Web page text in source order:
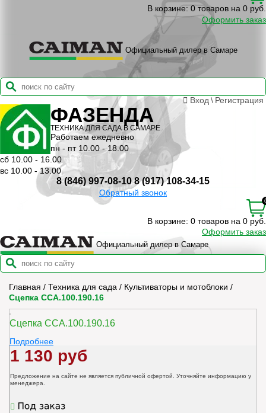
В корзине: 0 товаров на 0 руб.
Оформить заказ
Официальный дилер в Самаре
Вход \ Регистрация
ФАЗЕНДА
ТЕХНИКА ДЛЯ САДА В САМАРЕ
Работаем ежедневно
пн - пт 10.00 - 18.00
сб 10.00 - 16.00
вс 10.00 - 13.00
8 (846) 997-08-10 8 (917) 108-34-15
Обратный звонок
В корзине: 0 товаров на 0 руб.
Оформить заказ
Официальный дилер в Самаре
Главная / Техника для сада / Культиваторы и мотоблоки /
Сцепка ССА.100.190.16
Сцепка ССА.100.190.16
Подробнее
1 130 руб
Предложение на сайте не является публичной офертой. Уточняйте информацию у
менеджера.